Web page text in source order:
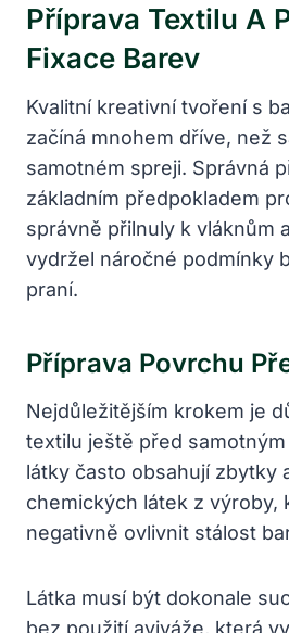
Příprava Textilu A
Fixace Barev
Kvalitní kreativní tvoření s
začíná mnohem dříve, než
samotném spreji. Správná
základním předpokladem
správně přilnuly k vláknům
vydržel náročné podmínky
praní.
Příprava Povrchu
Nejdůležitějším krokem je
textilu ještě před
látky často obsahují zbytky
chemických látek z výroby,
negativně ovlivnit stálost
Látka musí být dokonale
bez použití aviváže, která